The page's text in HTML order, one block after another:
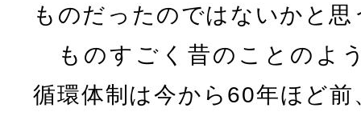
ものだったのではないかと思
ものすごく昔のことのよ
循環体制は今から60年ほど